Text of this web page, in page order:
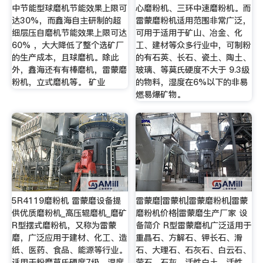
中节能型球磨机节能效果上限可
达30%，而鑫海自主研制的超
细层压自磨机节能效果上限可达
60% ，大大降低了整个选矿厂
的生产成本，且球磨机。除此
外，鑫海还有有棒磨机，雷蒙磨
粉机，立式磨机等。 矿业
心磨粉机、三环中速磨粉机。而
雷蒙磨粉机适用范围非常广泛，
可用于适用于矿山、冶金、化
工、建材等众多行业中，可制粉
的有石英、长石、瓷土、陶土、
玻璃、等莫氏硬度不大于 9.3级
的物料，湿度在6%以下的非易
燃易爆矿物。
5R4119磨粉机 雷蒙磨设备提
供优质磨粉机_高压辊磨机_磨矿
R型摆式磨粉机，又称为雷蒙
磨，广泛应用于建材、化工、造
纸、医药、食品、能源等行业。
雷蒙磨|雷蒙机|雷蒙磨粉机|雷蒙
磨粉机价格|雷蒙磨生产厂家 设
备简介 R型雷蒙磨机广泛适用于
重晶石、方解石、钾长石、滑
石、大理石、石灰石、白云石、